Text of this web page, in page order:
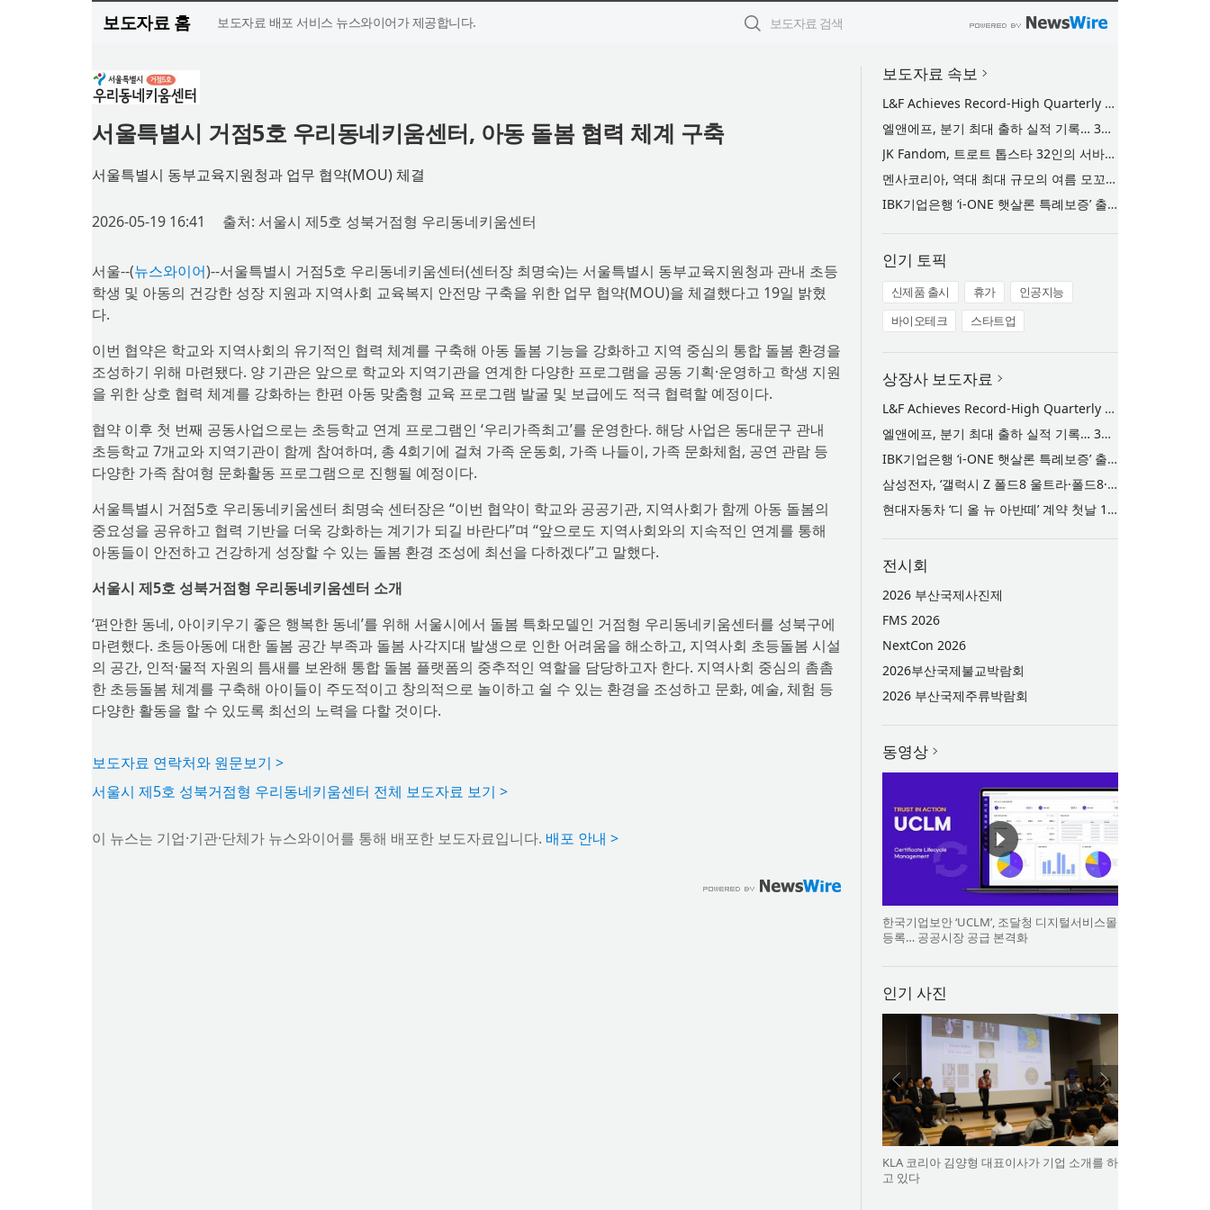
보도자료 홈 보도자료 배포 서비스 뉴스와이어가 제공합니다.
서울특별시 거점5호 우리동네키움센터, 아동 돌봄 협력 체계 구축
서울특별시 동부교육지원청과 업무 협약(MOU) 체결
2026-05-19 16:41 출처: 서울시 제5호 성북거점형 우리동네키움센터
서울--(뉴스와이어)--서울특별시 거점5호 우리동네키움센터(센터장 최명숙)는 서울특별시 동부교육지원청과 관내 초등
학생 및 아동의 건강한 성장 지원과 지역사회 교육복지 안전망 구축을 위한 업무 협약(MOU)을 체결했다고 19일 밝혔
다.
이번 협약은 학교와 지역사회의 유기적인 협력 체계를 구축해 아동 돌봄 기능을 강화하고 지역 중심의 통합 돌봄 환경을
조성하기 위해 마련됐다. 양 기관은 앞으로 학교와 지역기관을 연계한 다양한 프로그램을 공동 기획·운영하고 학생 지원
을 위한 상호 협력 체계를 강화하는 한편 아동 맞춤형 교육 프로그램 발굴 및 보급에도 적극 협력할 예정이다.
협약 이후 첫 번째 공동사업으로는 초등학교 연계 프로그램인 ‘우리가족최고’를 운영한다. 해당 사업은 동대문구 관내
초등학교 7개교와 지역기관이 함께 참여하며, 총 4회기에 걸쳐 가족 운동회, 가족 나들이, 가족 문화체험, 공연 관람 등
다양한 가족 참여형 문화활동 프로그램으로 진행될 예정이다.
서울특별시 거점5호 우리동네키움센터 최명숙 센터장은 “이번 협약이 학교와 공공기관, 지역사회가 함께 아동 돌봄의
중요성을 공유하고 협력 기반을 더욱 강화하는 계기가 되길 바란다”며 “앞으로도 지역사회와의 지속적인 연계를 통해
아동들이 안전하고 건강하게 성장할 수 있는 돌봄 환경 조성에 최선을 다하겠다”고 말했다.
서울시 제5호 성북거점형 우리동네키움센터 소개
‘편안한 동네, 아이키우기 좋은 행복한 동네’를 위해 서울시에서 돌봄 특화모델인 거점형 우리동네키움센터를 성북구에
마련했다. 초등아동에 대한 돌봄 공간 부족과 돌봄 사각지대 발생으로 인한 어려움을 해소하고, 지역사회 초등돌봄 시설
의 공간, 인적·물적 자원의 틈새를 보완해 통합 돌봄 플랫폼의 중추적인 역할을 담당하고자 한다. 지역사회 중심의 촘촘
한 초등돌봄 체계를 구축해 아이들이 주도적이고 창의적으로 놀이하고 쉴 수 있는 환경을 조성하고 문화, 예술, 체험 등
다양한 활동을 할 수 있도록 최선의 노력을 다할 것이다.
보도자료 연락처와 원문보기 >
서울시 제5호 성북거점형 우리동네키움센터 전체 보도자료 보기 >
이 뉴스는 기업·기관·단체가 뉴스와이어를 통해 배포한 보도자료입니다. 배포 안내 >
보도자료 속보
L&F Achieves Record-High Quarterly Shipments, Begins LFP Supply for North American ESS in Q3 Advancing its Two-Track NCM and LFP Growth Strategy
엘앤에프, 분기 최대 출하 실적 기록… 3분기 북미 ESS향 LFP 공급 착수 NCM+LFP ‘2-Track’ 성장 전략 실현
JK Fandom, 트로트 톱스타 32인의 서바이벌 투표 ‘트롯 전쟁 - 최후의 왕좌’ 개최
멘사코리아, 역대 최대 규모의 여름 모꼬지 ‘2026 멘사 마법학교’ 성료
IBK기업은행 ‘i-ONE 햇살론 특례보증’ 출시
인기 토픽
신제품 출시 휴가
인공지능
바이오테크
스타트업
상장사 보도자료
L&F Achieves Record-High Quarterly Shipments, Begins LFP Supply for North American ESS in Q3 Advancing its Two-Track NCM and LFP Growth Strategy
엘앤에프, 분기 최대 출하 실적 기록… 3분기 북미 ESS향 LFP 공급 착수 NCM+LFP ‘2-Track’ 성장 전략 실현
IBK기업은행 ‘i-ONE 햇살론 특례보증’ 출시
삼성전자, ‘갤럭시 Z 폴드8 울트라·폴드8·플립8’과 ‘갤럭시 워치 울트라2·워치9’ 국내 공식 출시
현대자동차 ‘디 올 뉴 아반떼’ 계약 첫날 1만 대 돌파
전시회
2026 부산국제사진제
FMS 2026
NextCon 2026
2026부산국제불교박람회
2026 부산국제주류박람회
동영상
한국기업보안 ‘UCLM’, 조달청 디지털서비스몰
등록… 공공시장 공급 본격화
인기 사진
KLA 코리아 김양형 대표이사가 기업 소개를 하
고 있다